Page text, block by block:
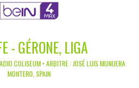
- GÉRONE, LIGA
COLISEUM • ARBITRE : JOSÉ LUIS MUNUERA
MONTERO, SPAIN